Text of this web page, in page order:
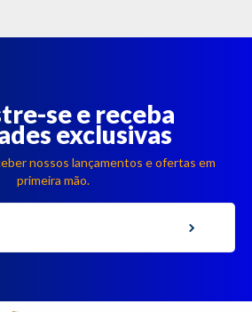
se e receba
exclusivas
nossos lançamentos e ofertas em
primeira mão.